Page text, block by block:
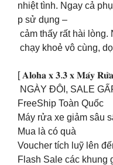
nhiệt tình. Ngay cả
p sử dụng –
cảm thấy rất hài lòng.
chạy khoẻ vô cùng,
[ 𝐀𝐥𝐨𝐡𝐚 𝐱 𝟑.𝟑 𝐱 𝐌𝐚́𝐲
NGÀY ĐÔI, SALE
FreeShip Toàn Quốc
Máy rửa xe giảm sâu
Mua là có quà
Voucher tích luỹ lên
Flash Sale các khung